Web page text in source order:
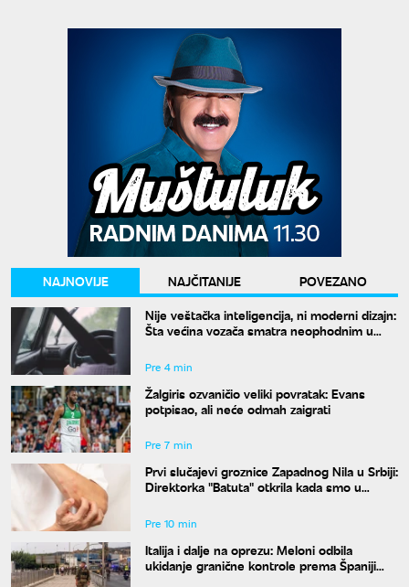
NAJNOVIJE NAJČITANIJE
POVEZANO
Nije veštačka inteligencija, ni moderni dizajn:
Šta većina vozača smatra neophodnim u
Pre 4 min
Žalgiris ozvaničio veliki povratak: Evans
potpisao, ali neće odmah zaigrati
Pre 7 min
Prvi slučajevi groznice Zapadnog Nila u Srbiji:
Direktorka "Batuta" otkrila kada smo u
Pre 10 min
Italija i dalje na oprezu: Meloni odbila
ukidanje granične kontrole prema Španiji